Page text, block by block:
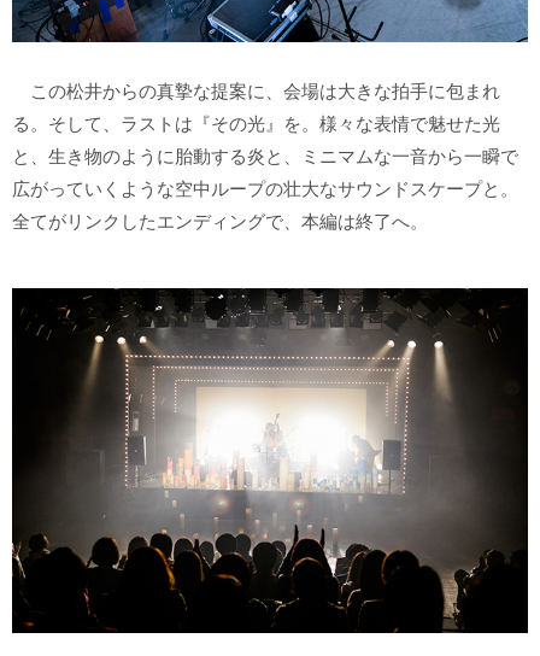
この松井からの真摯な提案に、会場は大きな拍手に包まれ
る。そして、ラストは『その光』を。様々な表情で魅せた光
と、生き物のように胎動する炎と、ミニマムな一音から一瞬で
広がっていくような空中ループの壮大なサウンドスケープと。
全てがリンクしたエンディングで、本編は終了へ。